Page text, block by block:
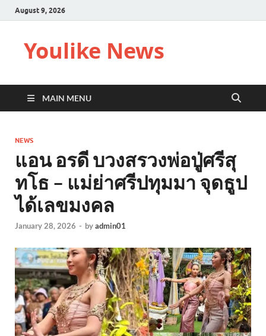
August 9, 2026
Youlike News
MAIN MENU
NEWS
แอน อรดี บวงสรวงพ่อปู่ศรีสุ
ทโธ – แม่ย่าศรีปทุมมา จุดธูป
ได้เลขมงคล
January 28, 2026 - byadmin01